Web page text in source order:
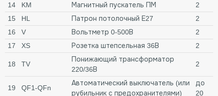
14
KM Магнитный пускатель ПМ
2
15
HL Патрон потолочный Е27
2
16
V Вольтметр 0-500В
2
17
XS Розетка штепсельная 36В 2
18 TV
Понижающий трансформатор
220/36В
2
19 QF1-QFn
Автоматический выключатель (или
рубильник с предохранителями)
до
20